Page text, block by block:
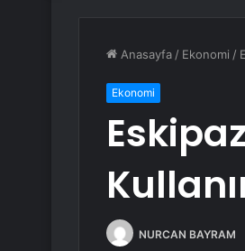
Anasayfa / Ekonomi /
Ekonomi
NURCAN BAYRAM